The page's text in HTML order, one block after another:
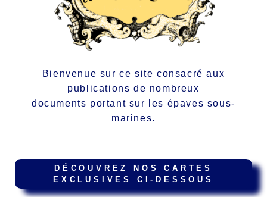
Bienvenue sur ce site consacré aux
publications de nombreux
documents portant sur les épaves sous-
marines.
DÉCOUVREZ NOS CARTES
EXCLUSIVES CI-DESSOUS